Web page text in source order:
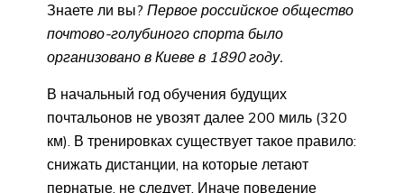
Знаете ли вы? Первое российское общество
почтово-голубиного спорта было
организовано в Киеве в 1890 году.
В начальный год обучения будущих
почтальонов не увозят далее 200 миль (320
км). В тренировках существует такое правило:
снижать дистанции, на которые летают
пернатые, не следует. Иначе поведение